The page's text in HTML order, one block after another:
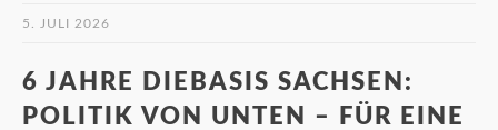
5. JULI 2026
6 JAHRE DIEBASIS SACHSEN:
POLITIK VON UNTEN – FÜR EINE